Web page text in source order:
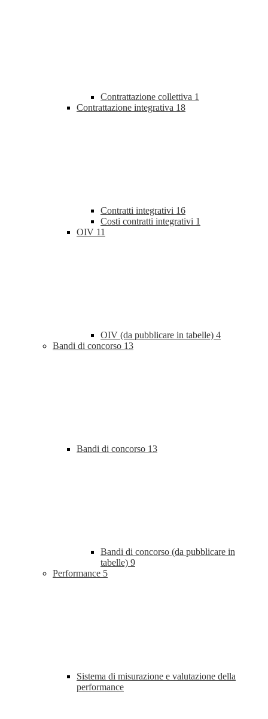
Contrattazione collettiva 1
Contrattazione integrativa 18
Contratti integrativi 16
Costi contratti integrativi 1
OIV 11
OIV (da pubblicare in tabelle) 4
Bandi di concorso 13
Bandi di concorso 13
Bandi di concorso (da pubblicare in
tabelle) 9
Performance 5
Sistema di misurazione e valutazione della
performance